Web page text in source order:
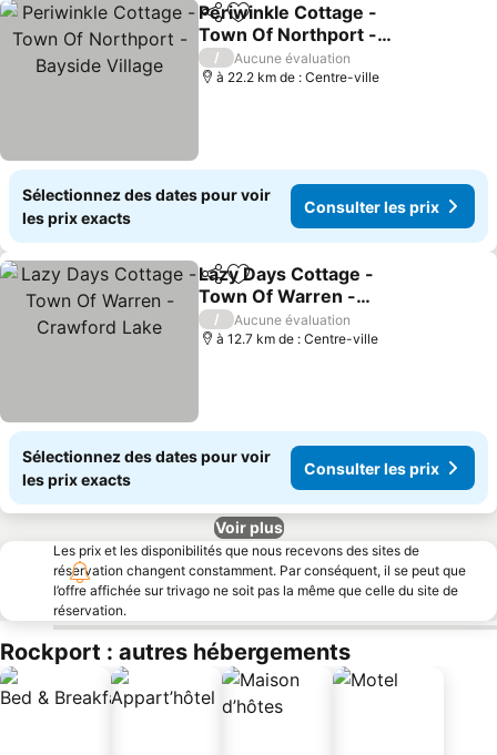
PartagerAjouter à mes favoris
Periwinkle Cottage -
Town Of Northport -
Bayside Village
Consulter les prix
/
Aucune évaluation
à 22.2 km de : Centre-ville
Sélectionnez des dates pour voir
les prix exacts
Consulter les prix
PartagerAjouter à mes favoris
Lazy Days Cottage -
Town Of Warren -
Crawford Lake
Consulter les prix
/
Aucune évaluation
à 12.7 km de : Centre-ville
Sélectionnez des dates pour voir
les prix exacts
Consulter les prix
Voir plus
Les prix et les disponibilités que nous recevons des sites de
réservation changent constamment. Par conséquent, il se peut que
l’offre affichée sur trivago ne soit pas la même que celle du site de
réservation.
Rockport : autres hébergements